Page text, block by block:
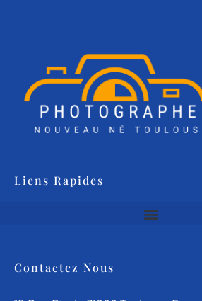
Liens Rapides
Contactez Nous